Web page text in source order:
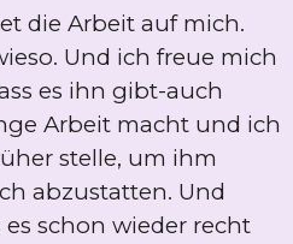
die Arbeit auf mich.
Und ich freue mich
es ihn gibt-auch
Arbeit macht und ich
stelle, um ihm
abzustatten. Und
es schon wieder recht